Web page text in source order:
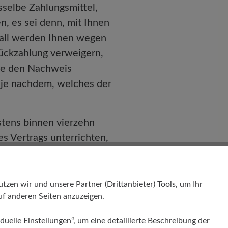
Zahlungsmittel,
es sei denn, mit Ihnen
werden Ihnen wegen
verweigern,
den Nachweis
nachdem, welches der
binnen vierzehn
Vertrags unterrichten,
wir und unsere Partner (Drittanbieter) Tools, um Ihr
anderen Seiten anzuzeigen.
Einstellungen“, um eine detaillierte Beschreibung der